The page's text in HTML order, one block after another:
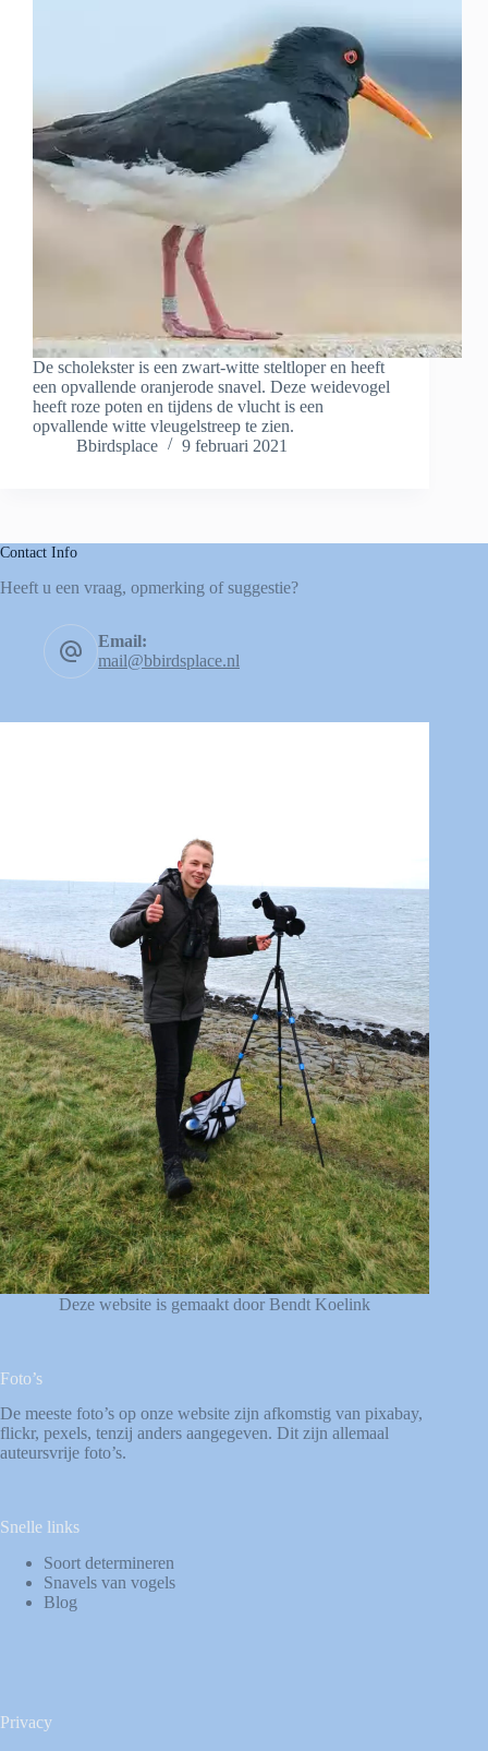
De scholekster is een zwart-witte steltloper en heeft
een opvallende oranjerode snavel. Deze weidevogel
heeft roze poten en tijdens de vlucht is een
opvallende witte vleugelstreep te zien.
Bbirdsplace
9 februari 2021
Contact Info
Heeft u een vraag, opmerking of suggestie?
Email:
mail@bbirdsplace.nl
Deze website is gemaakt door Bendt Koelink
Foto’s
De meeste foto’s op onze website zijn afkomstig van pixabay,
flickr, pexels, tenzij anders aangegeven. Dit zijn allemaal
auteursvrije foto’s.
Snelle links
Soort determineren
Snavels van vogels
Blog
Privacy